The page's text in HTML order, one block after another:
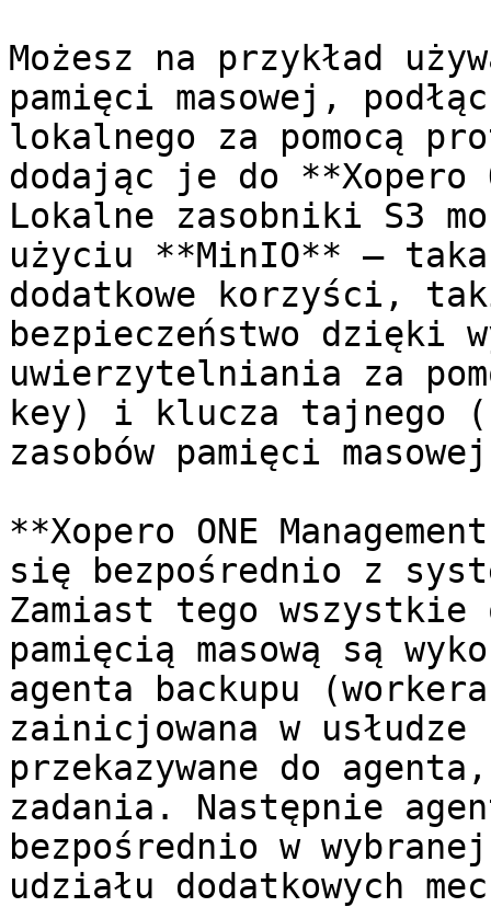
Możesz na przykład
pamięci masowej,
lokalnego za pomocą
dodając je do
Lokalne zasobniki S3
użyciu **MinIO** —
dodatkowe korzyści,
bezpieczeństwo dzięki
uwierzytelniania za
key) i klucza tajnego
zasobów pamięci
**Xopero ONE
się bezpośrednio z
Zamiast tego wszystkie
pamięcią masową są
agenta backupu
zainicjowana w
przekazywane do
zadania. Następnie
bezpośrednio w
udziału dodatkowych